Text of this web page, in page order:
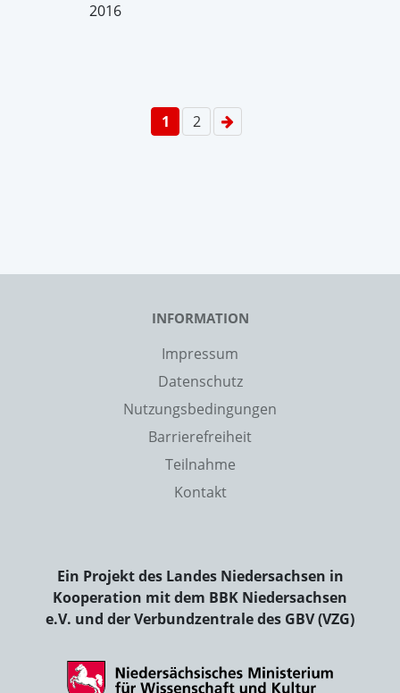
2016
1 2
INFORMATION
Impressum
Datenschutz
Nutzungsbedingungen
Barrierefreiheit
Teilnahme
Kontakt
Ein Projekt des Landes Niedersachsen in
Kooperation mit dem BBK Niedersachsen
e.V. und der Verbundzentrale des GBV (VZG)